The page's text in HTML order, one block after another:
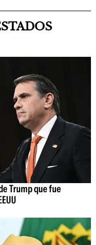
Trump que fue